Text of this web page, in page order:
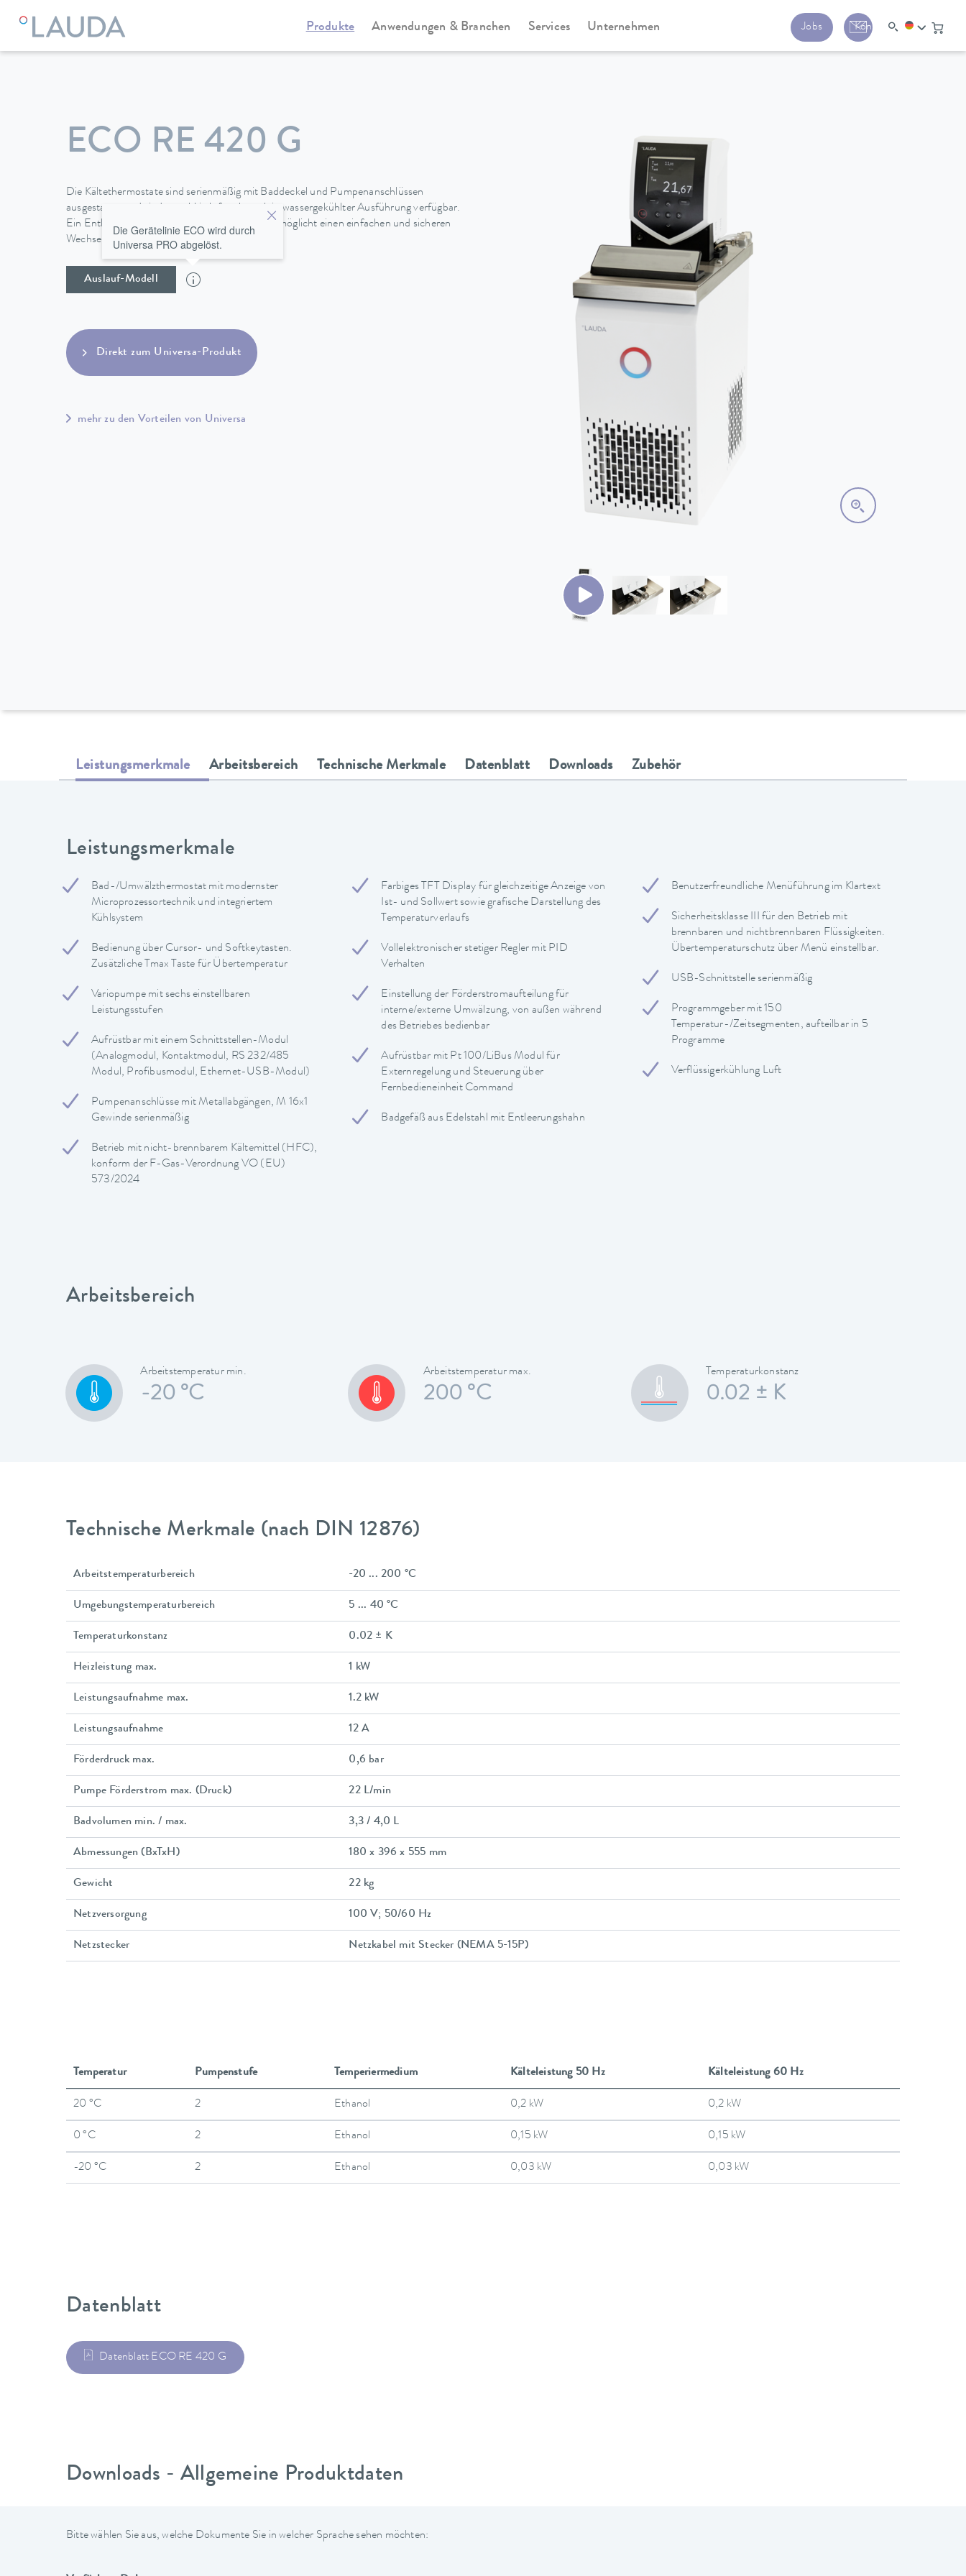
Produkte Anwendungen & Branchen Services Unternehmen Jobs Kontakt
LAUDA Temperiergeräte Kältethermostate Universa
ECO RE 420 G
Die Kältethermostate sind serienmäßig mit Baddeckel und Pumpenanschlüssen
ausgestattet und sind sowohl in luft- als auch in wassergekühlter Ausführung verfügbar.
Ein Entleerungshahn an der Geräterückseite ermöglicht einen einfachen und sicheren
Wechsel der Temperierflüssigkeit.
Auslauf-Modell
Die Gerätelinie ECO wird durch
Universa PRO abgelöst.
Direkt zum Universa-Produkt
mehr zu den Vorteilen von Universa
Leistungsmerkmale Arbeitsbereich Technische Merkmale Datenblatt Downloads Zubehör
Leistungsmerkmale
Bad-/Umwälzthermostat mit modernster
Microprozessortechnik und integriertem
Kühlsystem
Bedienung über Cursor- und Softkeytasten.
Zusätzliche Tmax Taste für Übertemperatur
Variopumpe mit sechs einstellbaren
Leistungsstufen
Aufrüstbar mit einem Schnittstellen-Modul
(Analogmodul, Kontaktmodul, RS 232/485
Modul, Profibusmodul, Ethernet-USB-Modul)
Pumpenanschlüsse mit Metallabgängen, M 16x1
Gewinde serienmäßig
Betrieb mit nicht-brennbarem Kältemittel (HFC),
konform der F-Gas-Verordnung VO (EU)
573/2024
Farbiges TFT Display für gleichzeitige Anzeige von
Ist- und Sollwert sowie grafische Darstellung des
Temperaturverlaufs
Vollelektronischer stetiger Regler mit PID
Verhalten
Einstellung der Förderstromaufteilung für
interne/externe Umwälzung, von außen während
des Betriebes bedienbar
Aufrüstbar mit Pt 100/LiBus Modul für
Externregelung und Steuerung über
Fernbedieneinheit Command
Badgefäß aus Edelstahl mit Entleerungshahn
Benutzerfreundliche Menüführung im Klartext
Sicherheitsklasse III für den Betrieb mit
brennbaren und nichtbrennbaren Flüssigkeiten.
Übertemperaturschutz über Menü einstellbar.
USB-Schnittstelle serienmäßig
Programmgeber mit 150
Temperatur-/Zeitsegmenten, aufteilbar in 5
Programme
Verflüssigerkühlung Luft
Arbeitsbereich
Arbeitstemperatur min.
-20 °C
Arbeitstemperatur max.
200 °C
Temperaturkonstanz
0.02 ± K
Technische Merkmale (nach DIN 12876)
Arbeitstemperaturbereich -20 ... 200 °C
Umgebungstemperaturbereich 5 ... 40 °C
Temperaturkonstanz 0.02 ± K
Heizleistung max. 1 kW
Leistungsaufnahme max. 1.2 kW
Leistungsaufnahme 12 A
Förderdruck max. 0,6 bar
Pumpe Förderstrom max. (Druck) 22 L/min
Badvolumen min. / max. 3,3 / 4,0 L
Abmessungen (BxTxH) 180 x 396 x 555 mm
Gewicht 22 kg
Netzversorgung 100 V; 50/60 Hz
Netzstecker Netzkabel mit Stecker (NEMA 5-15P)
Temperatur Pumpenstufe Temperiermedium Kälteleistung 50 Hz Kälteleistung 60 Hz
20 °C 2 Ethanol 0,2 kW 0,2 kW
0 °C 2 Ethanol 0,15 kW 0,15 kW
-20 °C 2 Ethanol 0,03 kW 0,03 kW
Datenblatt
Datenblatt ECO RE 420 G
Downloads - Allgemeine Produktdaten
Bitte wählen Sie aus, welche Dokumente Sie in welcher Sprache sehen möchten: